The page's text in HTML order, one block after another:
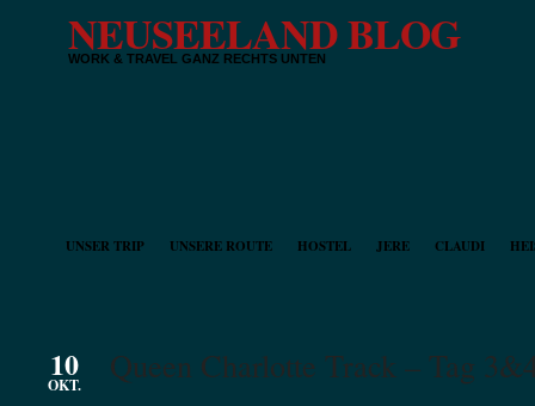
NEUSEELAND BLOG
WORK & TRAVEL GANZ RECHTS UNTEN
UNSER TRIP UNSERE ROUTE HOSTEL JERE CLAUDI
10
OKT. Queen Charlotte Track – Tag